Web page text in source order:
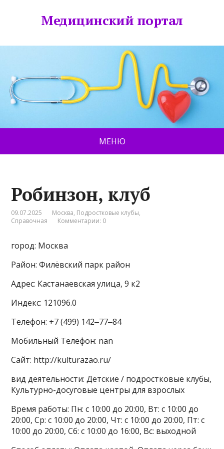
Медицинский портал
МЕНЮ
Робинзон, клуб
09.07.2025 Москва, Подростковые клубы,
Справочная
Комментарии: 0
город: Москва
Район: Филёвский парк район
Адрес: Кастанаевская улица, 9 к2
Индекс: 121096.0
Телефон: +7 (499) 142‒77‒84
Мобильный Телефон: nan
Сайт: http://kulturazao.ru/
вид деятельности: Детские / подростковые клубы,
Культурно-досуговые центры для взрослых
Время работы: Пн: с 10:00 до 20:00, Вт: с 10:00 до
20:00, Ср: с 10:00 до 20:00, Чт: с 10:00 до 20:00, Пт: с
10:00 до 20:00, Сб: с 10:00 до 16:00, Вс: выходной